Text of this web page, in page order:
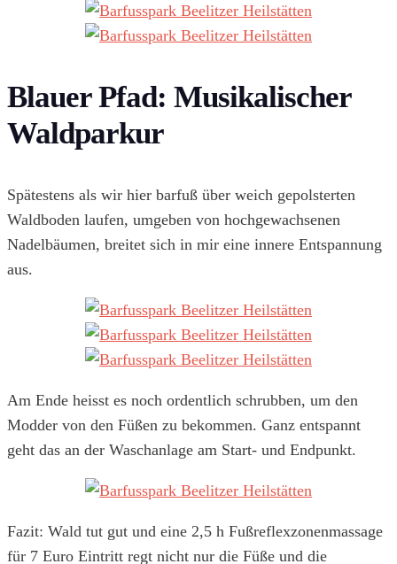
Blauer Pfad: Musikalischer
Waldparkur
Spätestens als wir hier barfuß über weich gepolsterten
Waldboden laufen, umgeben von hochgewachsenen
Nadelbäumen, breitet sich in mir eine innere Entspannung
aus.
Am Ende heisst es noch ordentlich schrubben, um den
Modder von den Füßen zu bekommen. Ganz entspannt
geht das an der Waschanlage am Start- und Endpunkt.
Fazit: Wald tut gut und eine 2,5 h Fußreflexzonenmassage
für 7 Euro Eintritt regt nicht nur die Füße und die